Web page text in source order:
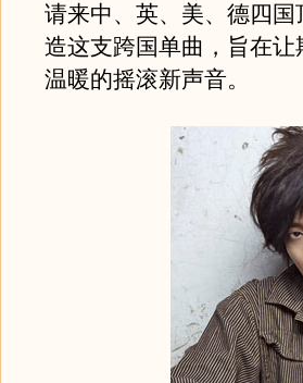
请来中、英、美、德四
造这支跨国单曲，旨在
温暖的摇滚新声音。